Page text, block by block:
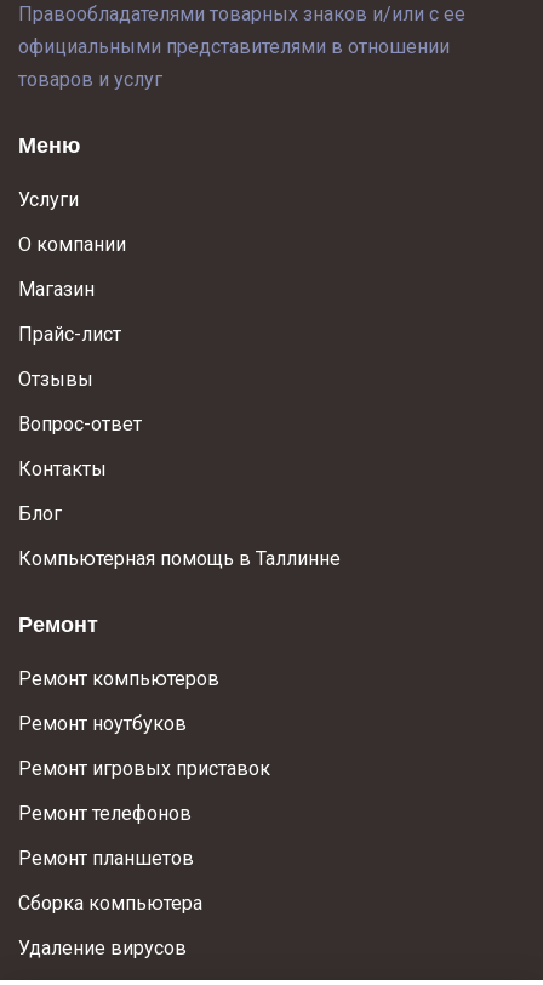
Правообладателями товарных знаков и/или с ее
официальными представителями в отношении
товаров и услуг
Меню
Услуги
О компании
Магазин
Прайс-лист
Отзывы
Вопрос-ответ
Контакты
Блог
Компьютерная помощь в Таллинне
Ремонт
Ремонт компьютеров
Ремонт ноутбуков
Ремонт игровых приставок
Ремонт телефонов
Ремонт планшетов
Сборка компьютера
Удаление вирусов